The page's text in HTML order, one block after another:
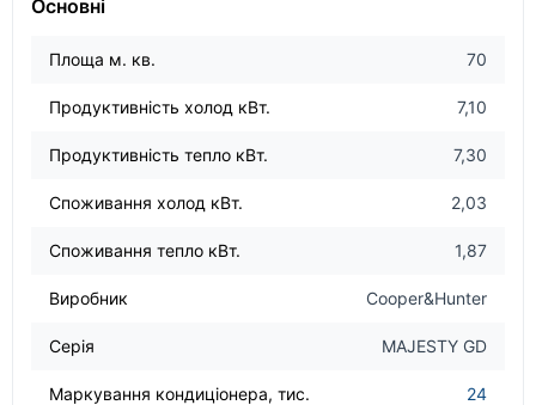
Основні
Площа м. кв. 70
Продуктивність холод кВт. 7,10
Продуктивність тепло кВт. 7,30
Споживання холод кВт. 2,03
Споживання тепло кВт. 1,87
Виробник Cooper&Hunter
Серія MAJESTY GD
Маркування кондиціонера, тис.
24